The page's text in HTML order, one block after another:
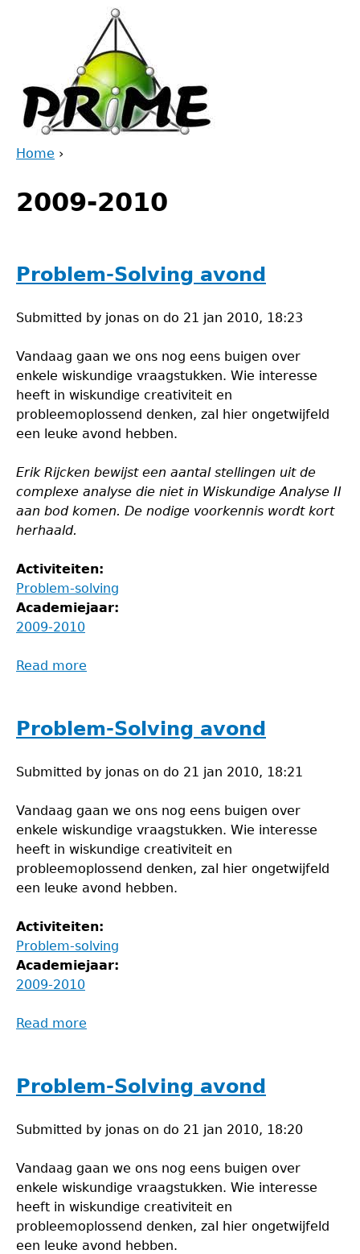
are
Home ›
to
top
2009-2010
Problem-Solving avond
Submitted by jonas on do 21 jan 2010, 18:23
Vandaag gaan we ons nog eens buigen over
enkele wiskundige vraagstukken. Wie interesse
heeft in wiskundige creativiteit en
probleemoplossend denken, zal hier ongetwijfeld
een leuke avond hebben.
Erik Rijcken bewijst een aantal stellingen uit de
complexe analyse die niet in Wiskundige Analyse II
aan bod komen. De nodige voorkennis wordt kort
herhaald.
Activiteiten:
Problem-solving
Academiejaar:
2009-2010
Read more
avond
Problem-Solving avond
Submitted by jonas on do 21 jan 2010, 18:21
Vandaag gaan we ons nog eens buigen over
enkele wiskundige vraagstukken. Wie interesse
heeft in wiskundige creativiteit en
probleemoplossend denken, zal hier ongetwijfeld
een leuke avond hebben.
Activiteiten:
Problem-solving
Academiejaar:
2009-2010
Read more
avond
Problem-Solving avond
Submitted by jonas on do 21 jan 2010, 18:20
Vandaag gaan we ons nog eens buigen over
enkele wiskundige vraagstukken. Wie interesse
heeft in wiskundige creativiteit en
probleemoplossend denken, zal hier ongetwijfeld
een leuke avond hebben.